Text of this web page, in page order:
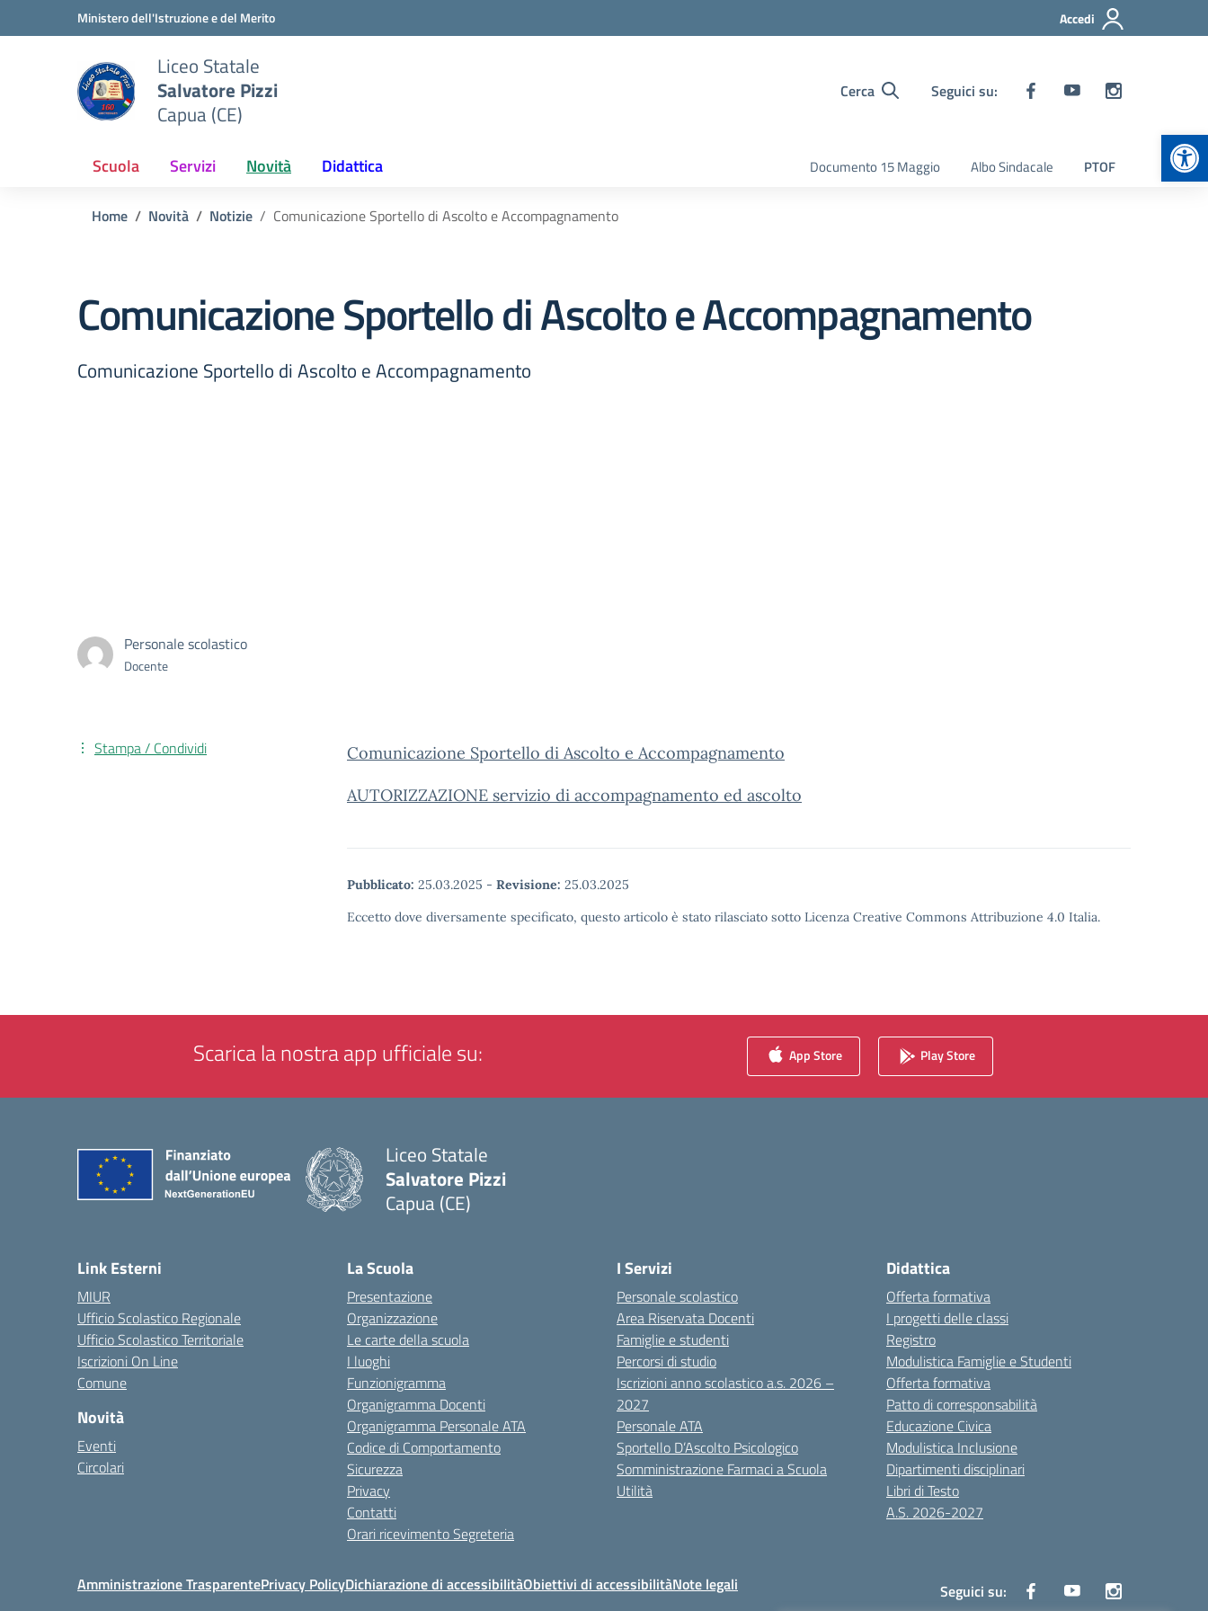
Vai ai contenuti
Vai al menu di navigazioneMinistero dell'Istruzione e del Merito Accedi
Liceo Statale
Salvatore Pizzi
Capua (CE)
Cerca Seguici su:
Scuola Servizi Novità Didattica Documento 15 Maggio Albo Sindacale PTOF
Home Novità Notizie Comunicazione Sportello di Ascolto e Accompagnamento
Comunicazione Sportello di Ascolto e Accompagnamento
Comunicazione Sportello di Ascolto e Accompagnamento
Personale scolastico
Docente
Comunicazione Sportello di Ascolto e Accompagnamento
AUTORIZZAZIONE servizio di accompagnamento ed ascolto
Pubblicato: 25.03.2025 - Revisione: 25.03.2025
Eccetto dove diversamente specificato, questo articolo è stato rilasciato sotto Licenza Creative Commons Attribuzione 4.0 Italia.
Stampa / Condividi
Scarica la nostra app ufficiale su: App Store Play Store
Liceo Statale
Salvatore Pizzi
Capua (CE)
Link Esterni
MIUR
Ufficio Scolastico Regionale
Ufficio Scolastico Territoriale
Iscrizioni On Line
Comune
Novità
Eventi
Circolari
La Scuola
Presentazione
Organizzazione
Le carte della scuola
I luoghi
Funzionigramma
Organigramma Docenti
Organigramma Personale ATA
Codice di Comportamento
Sicurezza
Privacy
Contatti
Orari ricevimento Segreteria
I Servizi
Personale scolastico
Area Riservata Docenti
Famiglie e studenti
Percorsi di studio
Iscrizioni anno scolastico a.s. 2026 –
2027
Personale ATA
Sportello D’Ascolto Psicologico
Somministrazione Farmaci a Scuola
Utilità
Didattica
Offerta formativa
I progetti delle classi
Registro
Modulistica Famiglie e Studenti
Offerta formativa
Patto di corresponsabilità
Educazione Civica
Modulistica Inclusione
Dipartimenti disciplinari
Libri di Testo
A.S. 2026-2027
Amministrazione TrasparentePrivacy PolicyDichiarazione di accessibilitàObiettivi di accessibilitàNote legali Seguici su: